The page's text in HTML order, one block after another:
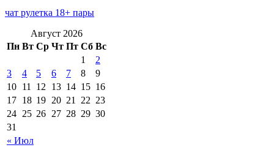
чат рулетка 18+ пары
Август 2026
Пн Вт Ср Чт Пт Сб Вс
« Июл
1
2
3
4 5 6 7 8
9
10 11 12 13 14 15 16
17 18 19 20 21 22 23
24 25 26 27 28 29 30
31